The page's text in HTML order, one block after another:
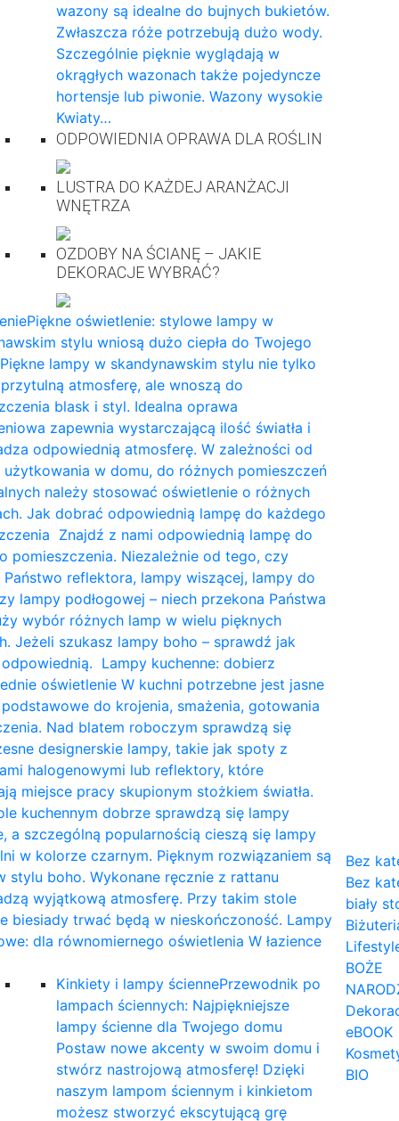
wazony są idealne do bujnych bukietów.
Zwłaszcza róże potrzebują dużo wody.
Szczególnie pięknie wyglądają w
okrągłych wazonach także pojedyncze
hortensje lub piwonie. Wazony wysokie
Kwiaty…
ODPOWIEDNIA OPRAWA DLA ROŚLIN
LUSTRA DO KAŻDEJ ARANŻACJI
WNĘTRZA
OZDOBY NA ŚCIANĘ – JAKIE
DEKORACJE WYBRAĆ?
Piękne oświetlenie: stylowe lampy w
stylu wniosą dużo ciepła do Twojego
lampy w skandynawskim stylu nie tylko
atmosferę, ale wnoszą do
blask i styl. Idealna oprawa
zapewnia wystarczającą ilość światła i
odpowiednią atmosferę. W zależności od
użytkowania w domu, do różnych pomieszczeń
należy stosować oświetlenie o różnych
Jak dobrać odpowiednią lampę do każdego
Znajdź z nami odpowiednią lampę do
pomieszczenia. Niezależnie od tego, czy
Państwo reflektora, lampy wiszącej, lampy do
lampy podłogowej – niech przekona Państwa
wybór różnych lamp w wielu pięknych
Jeżeli szukasz lampy boho – sprawdź jak
Lampy kuchenne: dobierz
oświetlenie W kuchni potrzebne jest jasne
podstawowe do krojenia, smażenia, gotowania
Nad blatem roboczym sprawdzą się
designerskie lampy, takie jak spoty z
halogenowymi lub reflektory, które
miejsce pracy skupionym stożkiem światła.
kuchennym dobrze sprawdzą się lampy
a szczególną popularnością cieszą się lampy
w kolorze czarnym. Pięknym rozwiązaniem są
stylu boho. Wykonane ręcznie z rattanu
wyjątkową atmosferę. Przy takim stole
biesiady trwać będą w nieskończoność. Lampy
dla równomiernego oświetlenia W łazience
Kinkiety i lampy ściennePrzewodnik po
lampach ściennych: Najpiękniejsze
lampy ścienne dla Twojego domu
Postaw nowe akcenty w swoim domu i
stwórz nastrojową atmosferę! Dzięki
naszym lampom ściennym i kinkietom
możesz stworzyć ekscytującą grę
Bez
Bez
biały
BOŻE
eBOOK
BIO